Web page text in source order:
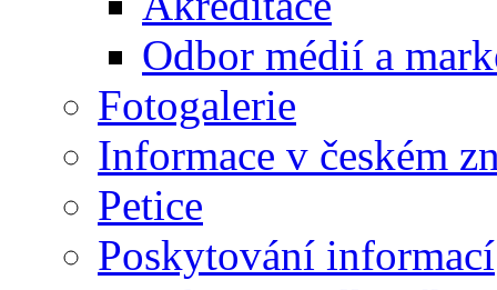
Odbor médií a
Fotogalerie
Informace v českém
Petice
Poskytování informací